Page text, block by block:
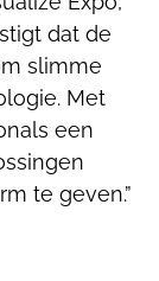
dat de
slimme
Met
een
te geven.”